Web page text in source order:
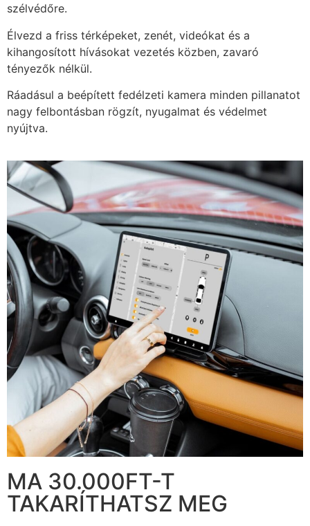
szélvédőre.
Élvezd a friss térképeket, zenét, videókat és a
kihangosított hívásokat vezetés közben, zavaró
tényezők nélkül.
Ráadásul a beépített fedélzeti kamera minden pillanatot
nagy felbontásban rögzít, nyugalmat és védelmet
nyújtva.
MA 30.000FT-T
TAKARÍTHATSZ MEG